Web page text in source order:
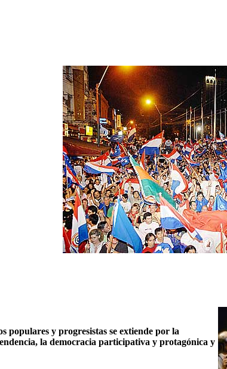
populares y progresistas se extiende por la
la democracia participativa y protagónica y